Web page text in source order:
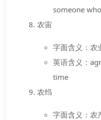
someone
农宙
字面含义：农
英语含义：
time
农绉
字面含义：农